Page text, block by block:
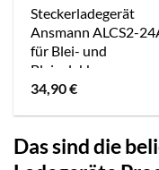
Steckerladegerät
Ansmann ALCS2-
für Blei- und
Bleigelakkus
34,90€
Das sind die